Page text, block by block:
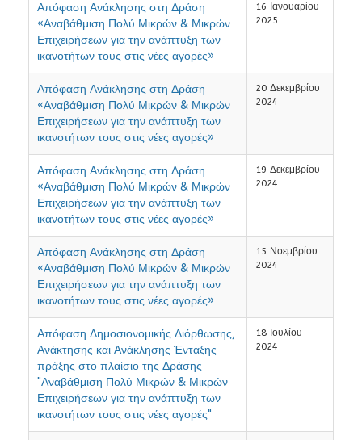
Απόφαση Ανάκλησης στη Δράση
«Αναβάθμιση Πολύ Μικρών & Μικρών
Επιχειρήσεων για την ανάπτυξη των
ικανοτήτων τους στις νέες αγορές»
16 Ιανουαρίου
2025
Απόφαση Ανάκλησης στη Δράση
«Αναβάθμιση Πολύ Μικρών & Μικρών
Επιχειρήσεων για την ανάπτυξη των
ικανοτήτων τους στις νέες αγορές»
20 Δεκεμβρίου
2024
Απόφαση Ανάκλησης στη Δράση
«Αναβάθμιση Πολύ Μικρών & Μικρών
Επιχειρήσεων για την ανάπτυξη των
ικανοτήτων τους στις νέες αγορές»
19 Δεκεμβρίου
2024
Απόφαση Ανάκλησης στη Δράση
«Αναβάθμιση Πολύ Μικρών & Μικρών
Επιχειρήσεων για την ανάπτυξη των
ικανοτήτων τους στις νέες αγορές»
15 Νοεμβρίου
2024
Απόφαση Δημοσιονομικής Διόρθωσης,
Ανάκτησης και Ανάκλησης Ένταξης
πράξης στο πλαίσιο της Δράσης
"Αναβάθμιση Πολύ Μικρών & Μικρών
Επιχειρήσεων για την ανάπτυξη των
ικανοτήτων τους στις νέες αγορές"
18 Ιουλίου
2024